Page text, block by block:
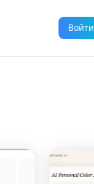
Войти